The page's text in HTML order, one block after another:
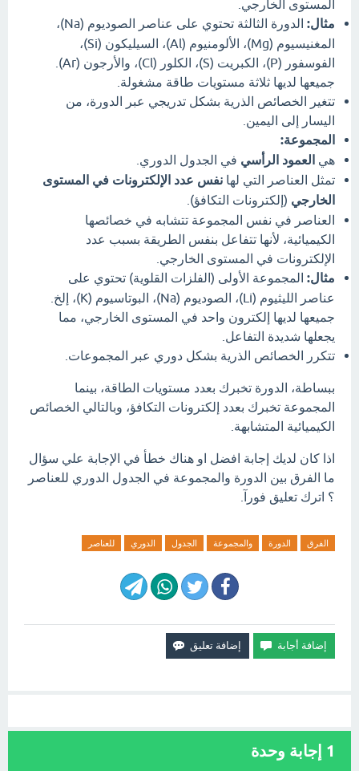
المستوى الخارجي.
مثال:
الدورة الثالثة تحتوي على عناصر الصوديوم (Na)،
المغنيسيوم (Mg)، الألومنيوم (Al)، السيليكون (Si)،
الفوسفور (P)، الكبريت (S)، الكلور (Cl)، والأرجون (Ar).
جميعها لديها ثلاثة مستويات طاقة مشغولة.
تتغير الخصائص الذرية بشكل تدريجي عبر الدورة، من
اليسار إلى اليمين.
المجموعة:
هي العمود الرأسي في الجدول الدوري.
تمثل العناصر التي لها نفس عدد الإلكترونات في المستوى
الخارجي (إلكترونات التكافؤ).
العناصر في نفس المجموعة تتشابه في خصائصها
الكيميائية، لأنها تتفاعل بنفس الطريقة بسبب عدد
الإلكترونات في المستوى الخارجي.
مثال: المجموعة الأولى (الفلزات القلوية) تحتوي على
عناصر الليثيوم (Li)، الصوديوم (Na)، البوتاسيوم (K)، إلخ.
جميعها لديها إلكترون واحد في المستوى الخارجي، مما
يجعلها شديدة التفاعل.
تتكرر الخصائص الذرية بشكل دوري عبر المجموعات.
ببساطة، الدورة تخبرك بعدد مستويات الطاقة، بينما
المجموعة تخبرك بعدد إلكترونات التكافؤ، وبالتالي الخصائص
الكيميائية المتشابهة.
اذا كان لديك إجابة افضل او هناك خطأ في الإجابة علي سؤال
ما الفرق بين الدورة والمجموعة في الجدول الدوري للعناصر
؟ اترك تعليق فورآ.
الفرق الدورة والمجموعة الجدول الدوري للعناصر
1 إجابة وحدة